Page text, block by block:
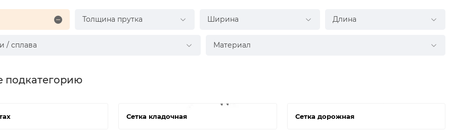
Толщина прутка Ширина Длина
/ сплава Материал
подкатегорию
Сетка кладочная Сетка дорожная